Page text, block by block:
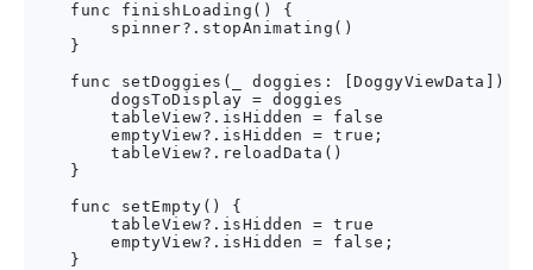
    func finishLoading() {
        spinner?.stopAnimating()
    }
    func setDoggies(_ doggies: [DoggyViewData]) {
        dogsToDisplay = doggies
        tableView?.isHidden = false
        emptyView?.isHidden = true;
        tableView?.reloadData()
    }
    func setEmpty() {
        tableView?.isHidden = true
        emptyView?.isHidden = false;
    }